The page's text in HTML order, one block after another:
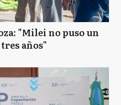
"Milei no puso un
años"